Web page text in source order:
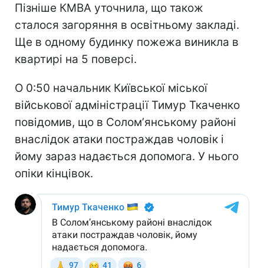
Пізніше КМВА уточнила, що також
сталося загоряння в освітньому закладі.
Ще в одному будинку пожежа виникла в
квартирі на 5 поверсі.
О 0:50 начальник Київської міської
військової адміністрації Тимур Ткаченко
повідомив, що в Соломʼянському районі
внаслідок атаки постраждав чоловік і
йому зараз надається допомога. У нього
опіки кінцівок.